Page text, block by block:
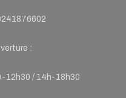
:
12h30 / 14h-18h30